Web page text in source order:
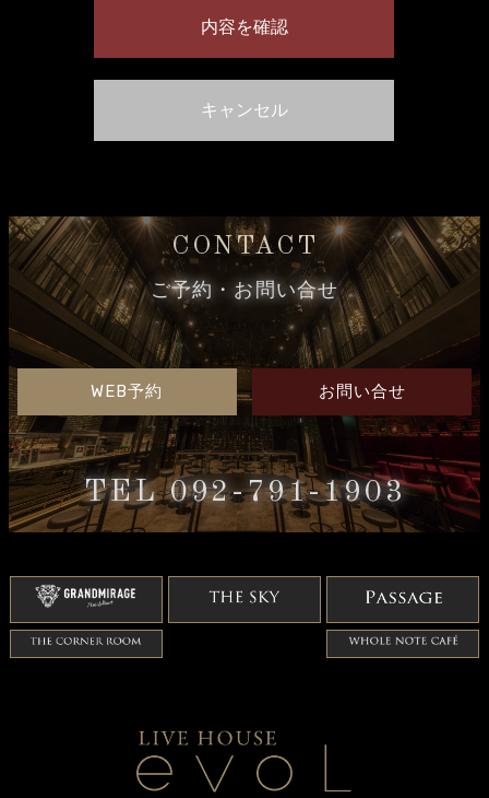
CONTACT
ご予約・お問い合せ
WEB予約 お問い合せ
TEL 092-791-1903